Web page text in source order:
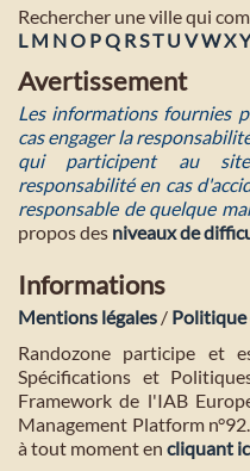
Rechercher une ville qui
L M NO PQ RST U VWXY
Avertissement
Les informations fournies
cas engager la
qui participent au
responsabilité en cas
responsable de quelque
propos des niveaux de
Informations
Mentions légales /
Randozone participe et
Spécifications et
Framework de l'IAB
Management Platform
à tout moment en cliquant